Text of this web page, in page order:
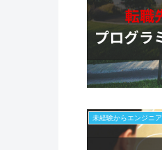
未経験からエンジニア